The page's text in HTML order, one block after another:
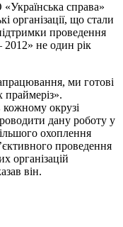
справа»
організації, що стали
проведення
2012» не один рік
ми готові
окрузі
дану роботу у
охоплення
проведення
організацій
він.